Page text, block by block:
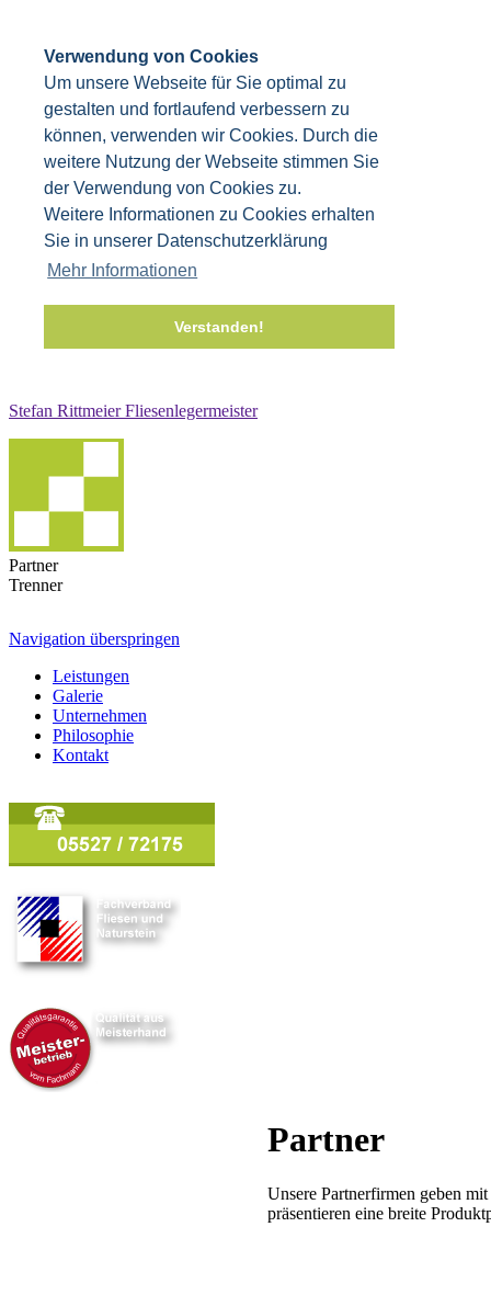
Verwendung von Cookies
Um unsere Webseite für Sie optimal zu
gestalten und fortlaufend verbessern zu
können, verwenden wir Cookies. Durch die
weitere Nutzung der Webseite stimmen Sie
der Verwendung von Cookies zu.
Weitere Informationen zu Cookies erhalten
Sie in unserer Datenschutzerklärung
Mehr Informationen
Verstanden!
Stefan Rittmeier Fliesenlegermeister
Partner
Trenner
Navigation überspringen
Leistungen
Galerie
Unternehmen
Philosophie
Kontakt
Partner
Unsere Partnerfirmen geben
präsentieren eine breite